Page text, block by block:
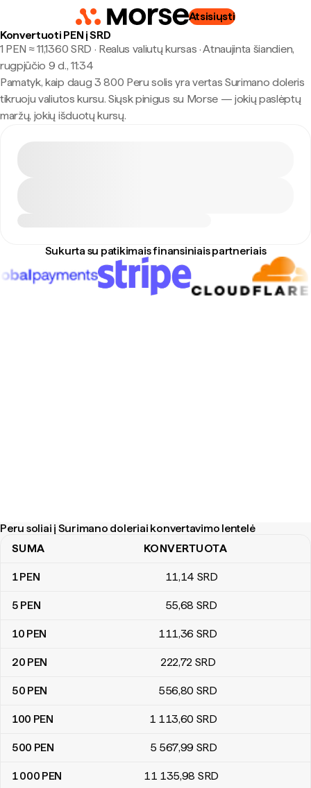
Atsisiųsti
Konvertuoti PEN į SRD
1 PEN ≈ 11,1360 SRD · Realus valiutų kursas ·Atnaujinta šiandien,
rugpjūčio 9 d., 11:34
Pamatyk, kaip daug 3 800 Peru solis yra vertas Surimano doleris
tikruoju valiutos kursu. Siųsk pinigus su Morse — jokių paslėptų
maržų, jokių išduotų kursų.
Sukurta su patikimais finansiniais partneriais
Peru soliai į Surimano doleriai konvertavimo lentelė
Peru soliai į Surimano doleriai konvertavimo lentelė
SUMA KONVERTUOTA
1PEN 11,14 SRD
5 PEN 55,68 SRD
10 PEN 111,36 SRD
20 PEN 222,72 SRD
50 PEN 556,80 SRD
100 PEN 1 113,60 SRD
500 PEN 5 567,99 SRD
1 000 PEN 11 135,98 SRD